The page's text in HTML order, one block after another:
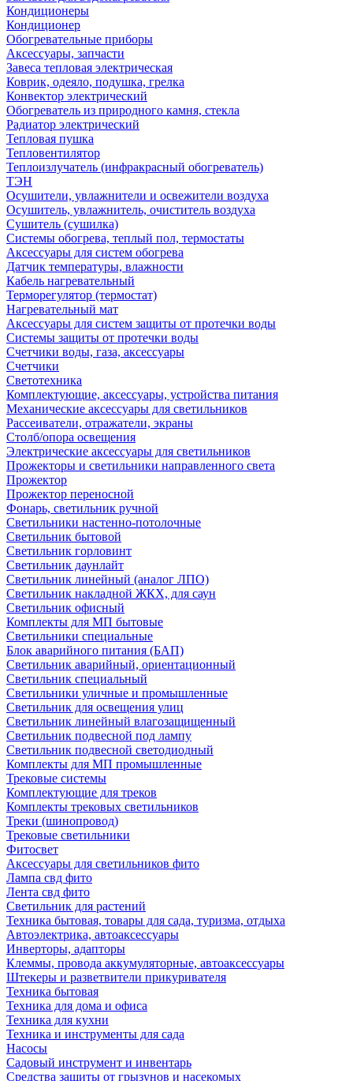
Кондиционеры
Кондиционер
Обогревательные приборы
Аксессуары, запчасти
Завеса тепловая электрическая
Коврик, одеяло, подушка, грелка
Конвектор электрический
Обогреватель из природного камня, стекла
Радиатор электрический
Тепловая пушка
Тепловентилятор
Теплоизлучатель (инфракрасный обогреватель)
ТЭН
Осушители, увлажнители и освежители воздуха
Осушитель, увлажнитель, очиститель воздуха
Сушитель (сушилка)
Системы обогрева, теплый пол, термостаты
Аксессуары для систем обогрева
Датчик температуры, влажности
Кабель нагревательный
Терморегулятор (термостат)
Нагревательный мат
Аксессуары для систем защиты от протечки воды
Системы защиты от протечки воды
Счетчики воды, газа, аксессуары
Счетчики
Светотехника
Комплектующие, аксессуары, устройства питания
Механические аксессуары для светильников
Рассеиватели, отражатели, экраны
Столб/опора освещения
Электрические аксессуары для светильников
Прожекторы и светильники направленного света
Прожектор
Прожектор переносной
Фонарь, светильник ручной
Светильники настенно-потолочные
Светильник бытовой
Светильник горловинт
Светильник даунлайт
Светильник линейный (аналог ЛПО)
Светильник накладной ЖКХ, для саун
Светильник офисный
Комплекты для МП бытовые
Светильники специальные
Блок аварийного питания (БАП)
Светильник аварийный, ориентационный
Светильник специальный
Светильники уличные и промышленные
Светильник для освещения улиц
Светильник линейный влагозащищенный
Светильник подвесной под лампу
Светильник подвесной светодиодный
Комплекты для МП промышленные
Трековые системы
Комплектующие для треков
Комплекты трековых светильников
Треки (шинопровод)
Трековые светильники
Фитосвет
Аксессуары для светильников фито
Лампа свд фито
Лента свд фито
Светильник для растений
Техника бытовая, товары для сада, туризма, отдыха
Автоэлектрика, автоаксессуары
Инверторы, адапторы
Клеммы, провода аккумуляторные, автоаксессуары
Штекеры и разветвители прикуривателя
Техника бытовая
Техника для дома и офиса
Техника для кухни
Техника и инструменты для сада
Насосы
Садовый инструмент и инвентарь
Средства защиты от грызунов и насекомых